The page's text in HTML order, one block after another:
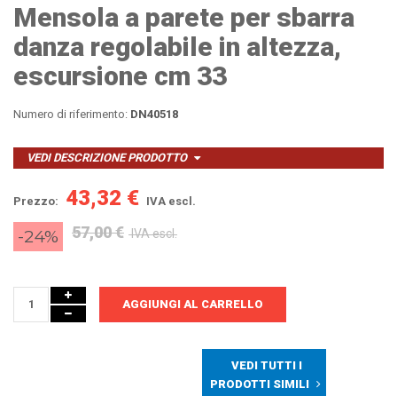
Mensola a parete per sbarra
danza regolabile in altezza,
escursione cm 33
Numero di riferimento: DN40518
VEDI DESCRIZIONE PRODOTTO
Prezzo: 43,32 € IVA escl.
-24% 57,00 € IVA escl.
AGGIUNGI AL CARRELLO
VEDI TUTTI I
PRODOTTI SIMILI